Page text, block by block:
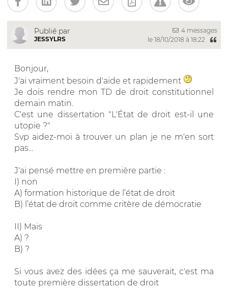
Publié par
JESSYLRS
4 messages
le 18/10/2018 à 18:22
Bonjour,
J'ai vraiment besoin d'aide et rapidement
Je dois rendre mon TD de droit constitutionnel
demain matin.
C'est une dissertation "L'État de droit est-il une
utopie ?"
Svp aidez-moi à trouver un plan je ne m'en sort
pas...
J'ai pensé mettre en première partie :
I) non
A) formation historique de l’état de droit
B) l’état de droit comme critère de démocratie
II) Mais
A) ?
B) ?
Si vous avez des idées ça me sauverait, c'est ma
toute première dissertation de droit